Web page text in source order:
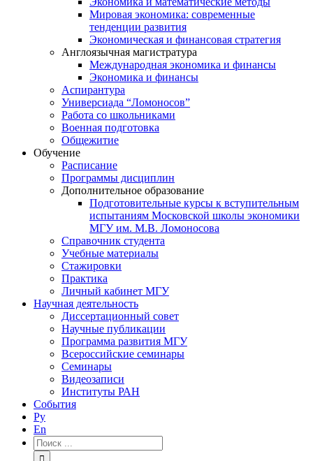
Мировая экономика: современные
тенденции развития
Экономическая и финансовая стратегия
Англоязычная магистратура
Международная экономика и финансы
Экономика и финансы
Аспирантура
Универсиада “Ломоносов”
Работа со школьниками
Военная подготовка
Общежитие
Обучение
Расписание
Программы дисциплин
Дополнительное образование
Подготовительные курсы к вступительным
испытаниям Московской школы экономики
МГУ им. М.В. Ломоносова
Справочник студента
Учебные материалы
Стажировки
Практика
Личный кабинет МГУ
Научная деятельность
Диссертационный совет
Научные публикации
Программа развития МГУ
Всероссийские семинары
Семинары
Видеозаписи
Институты РАН
События
Ру
En
Результат
поиска: